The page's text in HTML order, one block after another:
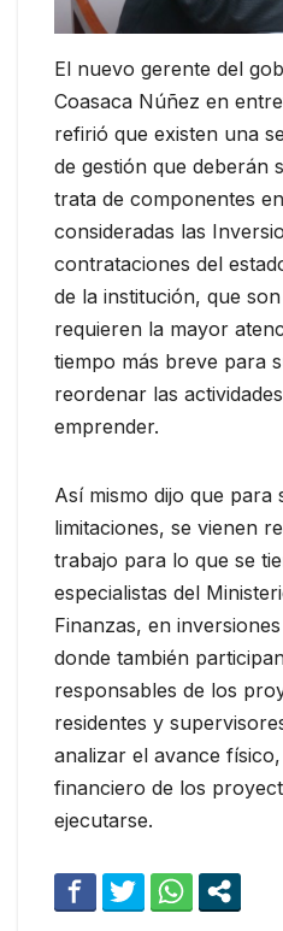
El nuevo gerente del
Coasaca Núñez en
refirió que existen una
de gestión que deberán
trata de componentes
consideradas las
contrataciones del
de la institución, que
requieren la mayor
tiempo más breve para
reordenar las
emprender.
Así mismo dijo que para
limitaciones, se vienen
trabajo para lo que se
especialistas del
Finanzas, en
donde también
responsables de los
residentes y
analizar el avance
financiero de los
ejecutarse.